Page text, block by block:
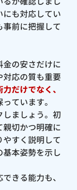
にも対応してい
前に把握して
金の安さだけに
対応の質も重要
だけでなく、
ています。
しましょう。初
切かつ明確に
すく説明して
本姿勢を示し
きる能力も、